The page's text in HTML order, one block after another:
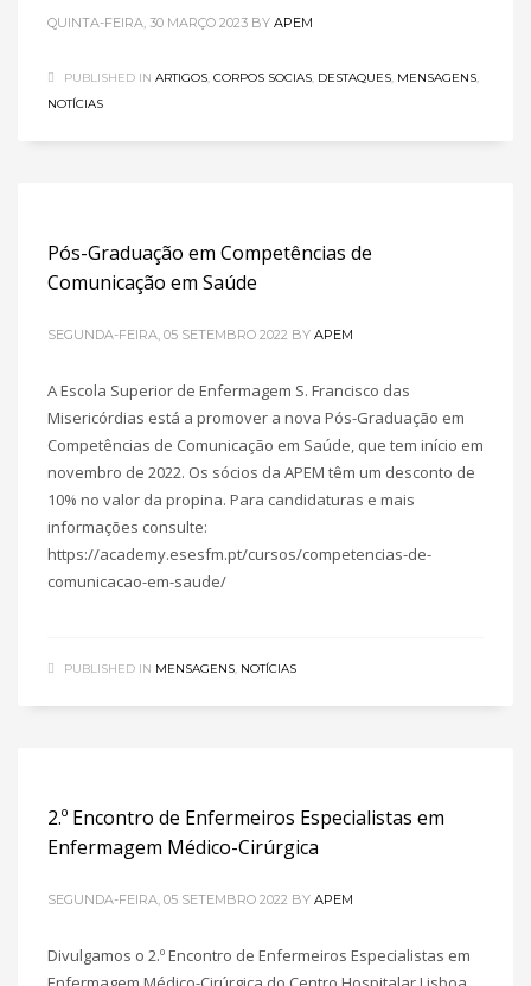
QUINTA-FEIRA, 30 MARÇO 2023 BY APEM
PUBLISHED IN ARTIGOS, CORPOS SOCIAS, DESTAQUES, MENSAGENS,
NOTÍCIAS
Pós-Graduação em Competências de
Comunicação em Saúde
SEGUNDA-FEIRA, 05 SETEMBRO 2022 BY APEM
A Escola Superior de Enfermagem S. Francisco das
Misericórdias está a promover a nova Pós-Graduação em
Competências de Comunicação em Saúde, que tem início em
novembro de 2022. Os sócios da APEM têm um desconto de
10% no valor da propina. Para candidaturas e mais
informações consulte:
https://academy.esesfm.pt/cursos/competencias-de-
comunicacao-em-saude/
PUBLISHED IN MENSAGENS, NOTÍCIAS
2.º Encontro de Enfermeiros Especialistas em
Enfermagem Médico-Cirúrgica
SEGUNDA-FEIRA, 05 SETEMBRO 2022 BY APEM
Divulgamos o 2.º Encontro de Enfermeiros Especialistas em